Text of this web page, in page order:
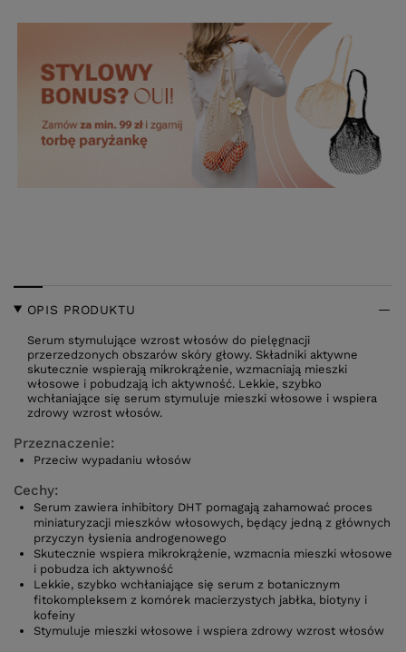
OPIS PRODUKTU
Serum stymulujące wzrost włosów do pielęgnacji
przerzedzonych obszarów skóry głowy. Składniki aktywne
skutecznie wspierają mikrokrążenie, wzmacniają mieszki
włosowe i pobudzają ich aktywność. Lekkie, szybko
wchłaniające się serum stymuluje mieszki włosowe i wspiera
zdrowy wzrost włosów.
Przeznaczenie:
Przeciw wypadaniu włosów
Cechy:
Serum zawiera inhibitory DHT pomagają zahamować proces
miniaturyzacji mieszków włosowych, będący jedną z głównych
przyczyn łysienia androgenowego
Skutecznie wspiera mikrokrążenie, wzmacnia mieszki włosowe
i pobudza ich aktywność
Lekkie, szybko wchłaniające się serum z botanicznym
fitokompleksem z komórek macierzystych jabłka, biotyny i
kofeiny
Stymuluje mieszki włosowe i wspiera zdrowy wzrost włosów